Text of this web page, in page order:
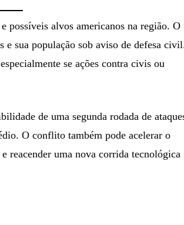
possíveis alvos americanos na região. O
e sua população sob aviso de defesa
se ações contra civis ou
de uma segunda rodada de
O conflito também pode acelerar o
reacender uma nova corrida tecnológica